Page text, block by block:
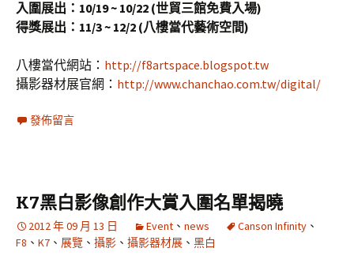
入圍展出：10/19 ~ 10/22 (世貿三館免費入場)
得獎展出：11/3 ~ 12/2 (八樓當代藝術空間)
八樓當代網站： http://f8artspace.blogspot.tw
攝影器材展官網： http://www.chanchao.com.tw/digital/
發佈留言
K7黑白影像創作大賞入圍名單揭曉
2012 年 09 月 13 日 Event 、 news Canson Infinity 、
F8 、 K7 、 展覽 、 攝影 、 攝影器材展 、 黑白